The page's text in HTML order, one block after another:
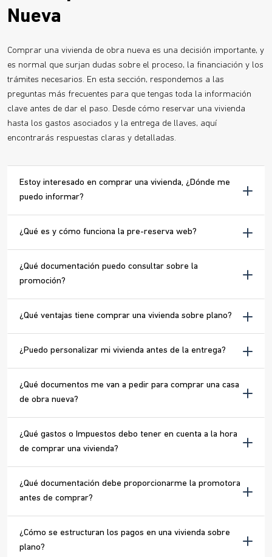
Nueva
Comprar una vivienda de obra nueva es una decisión importante, y
es normal que surjan dudas sobre el proceso, la financiación y los
trámites necesarios. En esta sección, respondemos a las
preguntas más frecuentes para que tengas toda la información
clave antes de dar el paso. Desde cómo reservar una vivienda
hasta los gastos asociados y la entrega de llaves, aquí
encontrarás respuestas claras y detalladas.
Estoy interesado en comprar una vivienda, ¿Dónde me
puedo informar?
¿Qué es y cómo funciona la pre-reserva web?
¿Qué documentación puedo consultar sobre la
promoción?
¿Qué ventajas tiene comprar una vivienda sobre plano?
¿Puedo personalizar mi vivienda antes de la entrega?
¿Qué documentos me van a pedir para comprar una casa
de obra nueva?
¿Qué gastos o Impuestos debo tener en cuenta a la hora
de comprar una vivienda?
¿Qué documentación debe proporcionarme la promotora
antes de comprar?
¿Cómo se estructuran los pagos en una vivienda sobre
plano?